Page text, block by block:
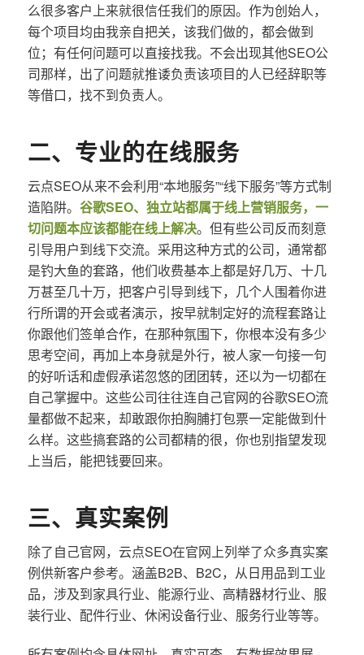
么很多客户上来就很信任我们的原因。作为创始人，
每个项目均由我亲自把关，该我们做的，都会做到
位；有任何问题可以直接找我。不会出现其他SEO公
司那样，出了问题就推诿负责该项目的人已经辞职等
等借口，找不到负责人。
二、专业的在线服务
云点SEO从来不会利用“本地服务”“线下服务”等方式制
造陷阱。 谷歌SEO、独立站都属于线上营销服务，一
切问题本应该都能在线上解决。但有些公司反而刻意
引导用户到线下交流。采用这种方式的公司，通常都
是钓大鱼的套路，他们收费基本上都是好几万、十几
万甚至几十万，把客户引导到线下，几个人围着你进
行所谓的开会或者演示，按早就制定好的流程套路让
你跟他们签单合作，在那种氛围下，你根本没有多少
思考空间，再加上本身就是外行，被人家一句接一句
的好听话和虚假承诺忽悠的团团转，还以为一切都在
自己掌握中。这些公司往往连自己官网的谷歌SEO流
量都做不起来，却敢跟你拍胸脯打包票一定能做到什
么样。这些搞套路的公司都精的很，你也别指望发现
上当后，能把钱要回来。
三、真实案例
除了自己官网，云点SEO在官网上列举了众多真实案
例供新客户参考。涵盖B2B、B2C，从日用品到工业
品，涉及到家具行业、能源行业、高精器材行业、服
装行业、配件行业、休闲设备行业、服务行业等等。